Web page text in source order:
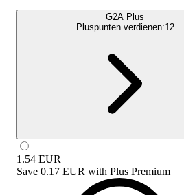
G2A Plus
Pluspunten verdienen:12
1.54 EUR
Save 0.17 EUR with Plus Premium